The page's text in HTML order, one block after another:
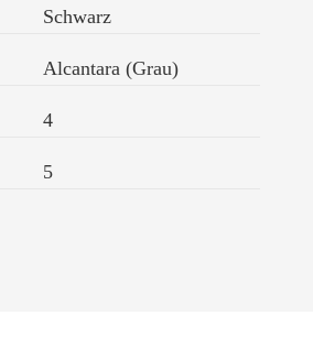
Schwarz
Alcantara (Grau)
4
5